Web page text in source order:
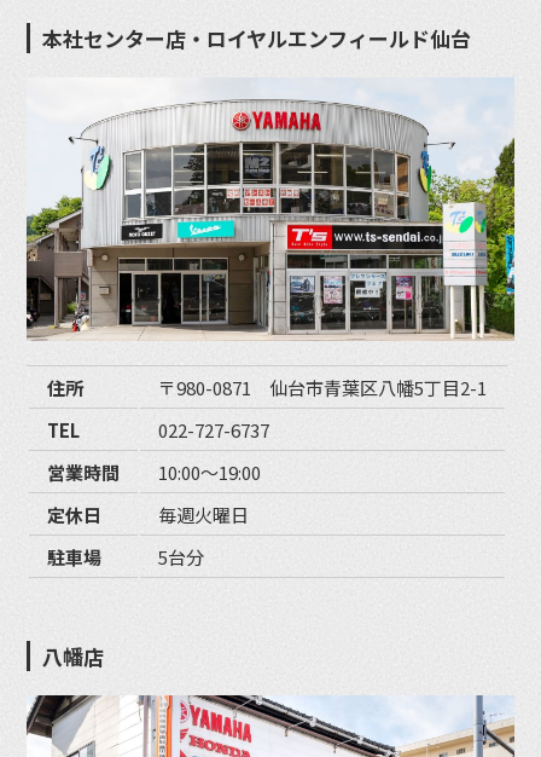
本社センター店・ロイヤルエンフィールド仙台
住所
〒980-0871 仙台市青葉区八幡5丁目2-1
TEL
022-727-6737
営業時間
10:00〜19:00
定休日
毎週火曜日
駐車場
5台分
八幡店